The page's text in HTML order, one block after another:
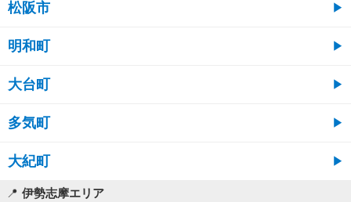
松阪市
明和町
大台町
多気町
大紀町
伊勢志摩エリア